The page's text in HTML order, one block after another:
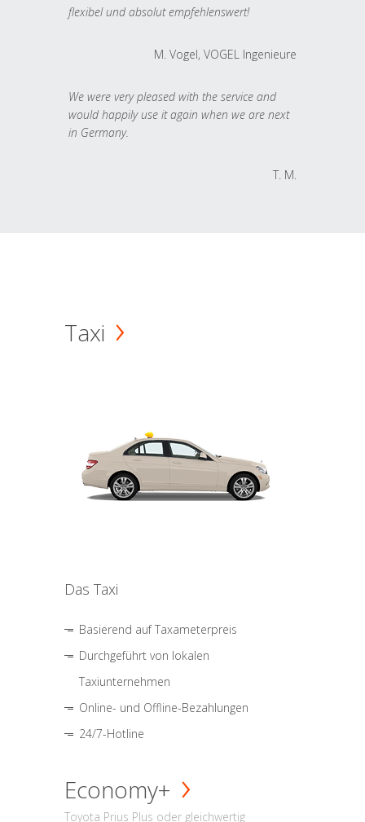
flexibel und absolut empfehlenswert!
M. Vogel, VOGEL Ingenieure
We were very pleased with the service and
would happily use it again when we are next
in Germany.
T. M.
Taxi
Das Taxi
Basierend auf Taxameterpreis
Durchgeführt von lokalen
Taxiunternehmen
Online- und Offline-Bezahlungen
24/7-Hotline
Economy+
Toyota Prius Plus oder gleichwertig